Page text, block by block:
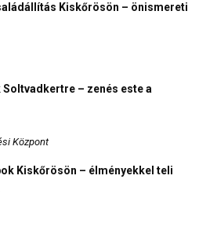
Kiskőrösön – önismereti
– zenés este a
Központ
Kiskőrösön – élményekkel teli